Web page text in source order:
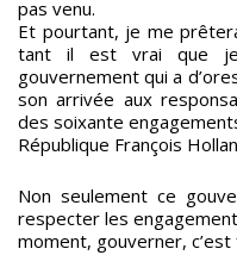
pas venu.
Et pourtant, je me
tant il est vrai que je
gouvernement qui a
son arrivée aux
des soixante
République François
Non seulement ce
respecter les
moment, gouverner,